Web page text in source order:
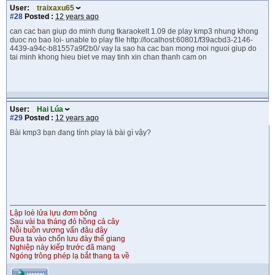
User:
traixaxu65
#28 Posted : 12 years ago
can cac ban giup do minh dung tkaraokelt 1.09 de play kmp3 nhung khong
duoc no bao loi- unable to play file http://localhost:60801/f39acbd3-2146-
4439-a94c-b81557a9f2b0/ vay la sao ha cac ban mong moi nguoi giup do
tai minh khong hieu biet ve may tinh xin chan thanh cam on
User:
Hai Lúa
#29 Posted : 12 years ago
Bài kmp3 bạn đang tính play là bài gì vậy?
Lập loè lửa lựu đơm bông
Sau vài ba tháng đỏ hồng cả cây
Nỗi buồn vương vấn đâu đây
Đưa ta vào chốn lưu đày thế giang
Nghiệp này kiếp trước đã mang
Ngóng trông phép lạ bắt thang ta về